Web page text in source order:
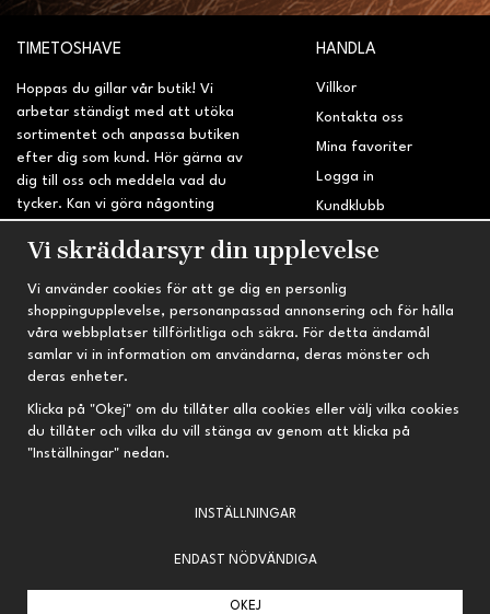
TIMETOSHAVE
Hoppas du gillar vår butik! Vi
arbetar ständigt med att utöka
sortimentet och anpassa butiken
efter dig som kund. Hör gärna av
dig till oss och meddela vad du
tycker. Kan vi göra någonting
sidan?
HANDLA
Villkor
Kontakta oss
Mina favoriter
Logga in
Kundklubb
INFORMATION
Om oss
Nyheter
Nyhetsbrev
Om cookies
Prenumeration
TRYGG HANDEL
Fri frakt vid köp över 695 kr
Kvalitetsprodukter till kanonpris
Vi skräddarsyr din upplevelse
Vi använder cookies för att ge dig en personlig
shoppingupplevelse, personanpassad annonsering och för hålla
våra webbplatser tillförlitliga och säkra. För detta ändamål
samlar vi in information om användarna, deras mönster och
deras enheter.
Klicka på "Okej" om du tillåter alla cookies eller välj vilka cookies
du tillåter och vilka du vill stänga av genom att klicka på
"Inställningar" nedan.
INSTÄLLNINGAR
ENDAST NÖDVÄNDIGA
OKEJ